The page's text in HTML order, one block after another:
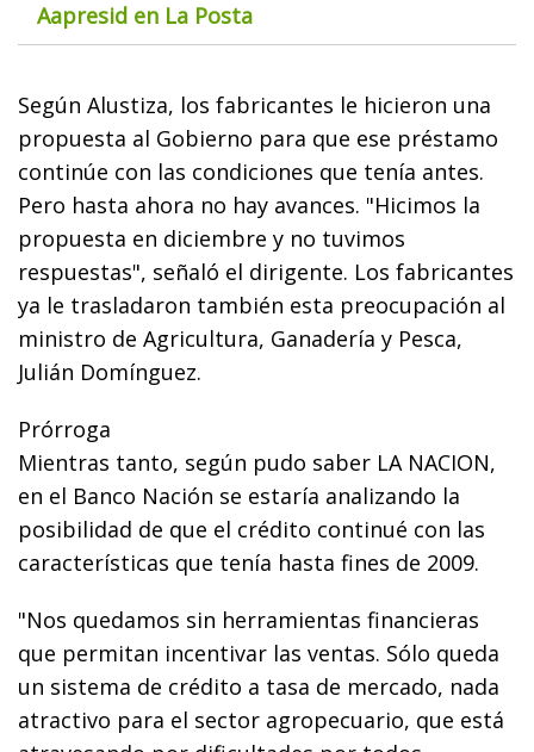
Aapresid en La Posta
Según Alustiza, los fabricantes le hicieron una
propuesta al Gobierno para que ese préstamo
continúe con las condiciones que tenía antes.
Pero hasta ahora no hay avances. "Hicimos la
propuesta en diciembre y no tuvimos
respuestas", señaló el dirigente. Los fabricantes
ya le trasladaron también esta preocupación al
ministro de Agricultura, Ganadería y Pesca,
Julián Domínguez.
Prórroga
Mientras tanto, según pudo saber LA NACION,
en el Banco Nación se estaría analizando la
posibilidad de que el crédito continué con las
características que tenía hasta fines de 2009.
"Nos quedamos sin herramientas financieras
que permitan incentivar las ventas. Sólo queda
un sistema de crédito a tasa de mercado, nada
atractivo para el sector agropecuario, que está